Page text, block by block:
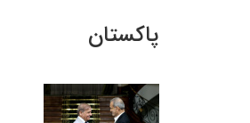
پاکستان